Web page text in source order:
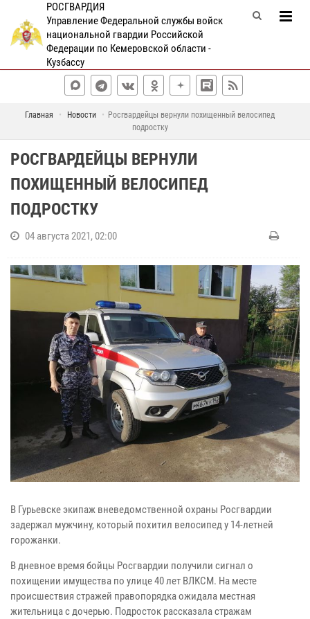
РОСГВАРДИЯ
Управление Федеральной службы войск
национальной гвардии Российской
Федерации по Кемеровской области -
Кузбассу
Главная Новости
Росгвардейцы вернули похищенный велосипед
подростку
РОСГВАРДЕЙЦЫ ВЕРНУЛИ
ПОХИЩЕННЫЙ ВЕЛОСИПЕД
ПОДРОСТКУ
04 августа 2021, 02:00
В Гурьевске экипаж вневедомственной охраны Росгвардии
задержал мужчину, который похитил велосипед у 14-летней
горожанки.
В дневное время бойцы Росгвардии получили сигнал о
похищении имущества по улице 40 лет ВЛКСМ. На месте
происшествия стражей правопорядка ожидала местная
жительница с дочерью. Подросток рассказала стражам